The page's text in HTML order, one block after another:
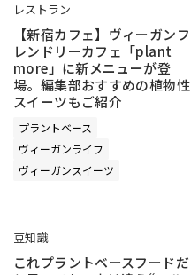
レストラン
【新宿カフェ】ヴィーガンフ
レンドリーカフェ「plant
more」に新メニューが登
場。編集部おすすめの植物性
スイーツもご紹介
プラントベース
ヴィーガンライフ
ヴィーガンスイーツ
豆知識
これプラントベースフードだ